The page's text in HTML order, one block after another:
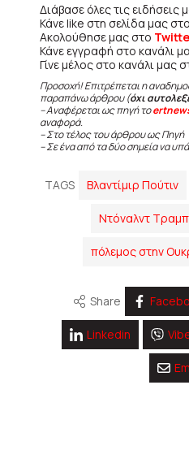
Διάβασε όλες τις ειδήσεις
Κάνε like στη σελίδα μας στο
Ακολούθησε μας στο
Κάνε εγγραφή στο κανάλι
Γίνε μέλος στο κανάλι μας
Προσοχή! Επιτρέπεται η
παραπάνω άρθρου (όχι
– Αναφέρεται ως πηγή το
αναφορά.
– Στο τέλος του άρθρου ως Πηγή
– Σε ένα από τα δύο σημεία να
TAGS Βλαντίμιρ Πούτιν
Ντόναλντ Τραμπ
πόλεμος στην
Share
Linkedin